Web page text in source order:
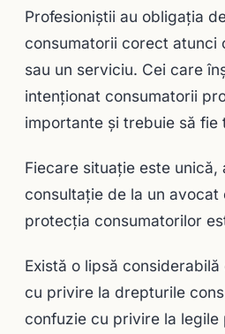
Profesioniştii au obligația
consumatorii corect atunci
sau un serviciu. Cei care
intenționat consumatorii
importante și trebuie să fie
Fiecare situație este unică,
consultaţie de la un avocat
protecţia consumatorilor
Există o lipsă
cu privire la drepturile
confuzie cu privire la